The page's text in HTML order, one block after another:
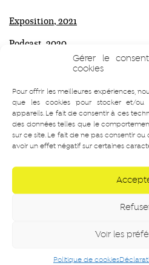
Gérer le
cookies
Pour offrir les meilleures expériences,
que les cookies pour stocker et/ou
appareils. Le fait de consentir à ces
des données telles que le
sur ce site. Le fait de ne pas consentir
avoir un effet négatif sur certaines
Voir les
Politique de cookies
Exposition, 2021
Podcast, 2020
Navigation
SURPRENANT Adrienne